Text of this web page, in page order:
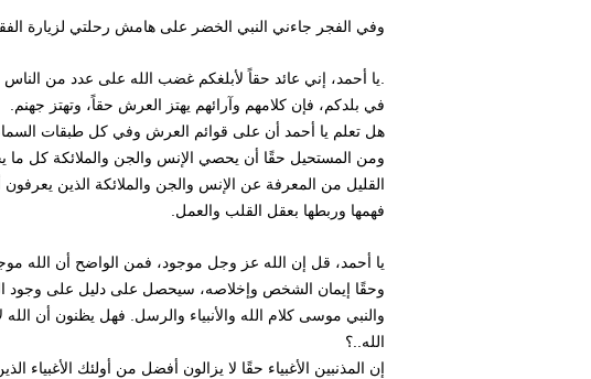
وفي الفجر جاءني النبي الخضر على هامش رحلتي لزيارة
.يا أحمد، إني عائد حقاً لأبلغكم غضب الله على عدد من
في بلدكم، فإن كلامهم وآرائهم يهتز العرش حقاً، وتهتز جهنم.
هل تعلم يا أحمد أن على قوائم العرش وفي كل طبقات
ومن المستحيل حقًا أن يحصي الإنس والجن والملائكة كل
القليل من المعرفة عن الإنس والجن والملائكة الذين
فهمها وربطها بعقل القلب والعمل.
يا أحمد، قل إن الله عز وجل موجود، فمن الواضح أن الله
وحقًا إيمان الشخص وإخلاصه، سيحصل على دليل على وجود
والنبي موسى كلام الله والأنبياء والرسل. فهل يظنون أن
الله..؟
إن المذنبين الأغبياء حقًا لا يزالون أفضل من أولئك الأغبياء